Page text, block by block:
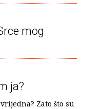
mog
ja?
Zato što su